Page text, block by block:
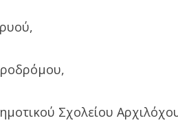
Σχολείου